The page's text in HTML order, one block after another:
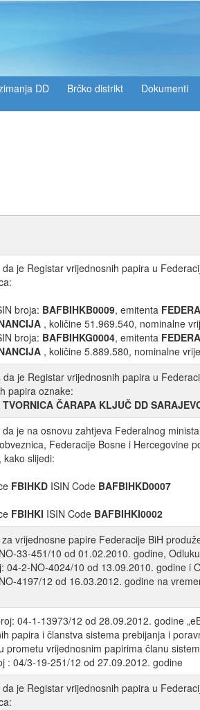
DD Brčko distrikt Dokumenti
je Registar vrijednosnih papira u
broja: BAFBIHKB0009, emitenta
, količine 51.969.540, nominalne
broja: BAFBIHKG0004, emitenta
, količine 5.889.580, nominalne
da je Registar vrijednosnih papira u
papira oznake:
TVORNICA ČARAPA KLJUČ DD
je na osnovu zahtjeva Federalnog
Federacije Bosne i Hercegovine
slijedi:
FBIHKD ISIN Code BAFBIHKD0007
FBIHKI ISIN Code BAFBIHKI0002
vrijednosne papire Federacije BiH
33-451/10 od 01.02.2010. godine,
04-2-NO-4024/10 od 13.09.2010. godine i
4197/12 od 16.03.2012. godine na
04-1-13973/12 od 28.09.2012. godine
papira i članstva sistema prebijanja i
prometu vrijednosnim papirima članu
: 04/3-19-251/12 od 27.09.2012. godine
je Registar vrijednosnih papira u